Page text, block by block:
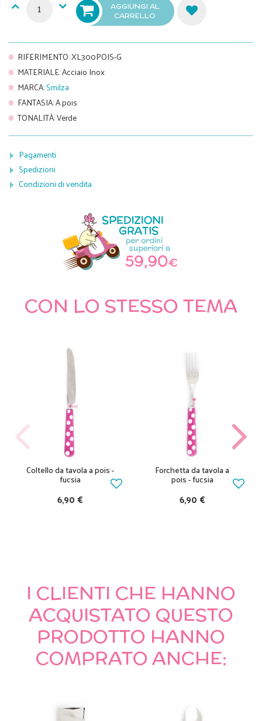
AGGIUNGI AL
CARRELLO
RIFERIMENTO:XL300POIS-G
MATERIALE:Acciaio Inox
MARCA:Smilza
FANTASIA:A pois
TONALITÀ:Verde
Pagamenti
Spedizioni
Condizioni di vendita
CON LO STESSO TEMA
Coltello da tavola a pois -
fucsia
6,90 €
Forchetta da tavola a
pois - fucsia
6,90 €
I CLIENTI CHE HANNO
ACQUISTATO QUESTO
PRODOTTO HANNO
COMPRATO ANCHE: